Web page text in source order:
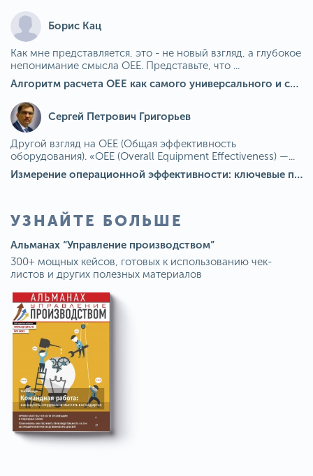
Борис Кац
Как мне представляется, это - не новый взгляд, а глубокое
непонимание смысла OEE. Представьте, что ...
Алгоритм расчета ОЕЕ как самого универсального и современного показателя эффективности оборудования в мире
Сергей Петрович Григорьев
Другой взгляд на OEE (Общая эффективность
оборудования). «OEE (Overall Equipment Effectiveness) —...
Измерение операционной эффективности: ключевые показатели для непрерывного совершенствования
УЗНАЙТЕ БОЛЬШЕ
Альманах “Управление производством”
300+ мощных кейсов, готовых к использованию чек-
листов и других полезных материалов